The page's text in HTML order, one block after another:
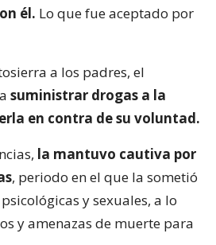
él. Lo que fue aceptado por
a los padres, el
suministrar drogas a la
en contra de su voluntad.
la mantuvo cautiva por
, periodo en el que la sometió
y sexuales, a lo
y amenazas de muerte para